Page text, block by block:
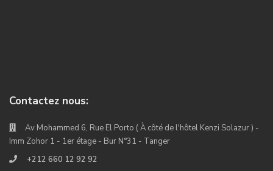
Contactez nous:
Av Mohammed 6, Rue El Porto ( À côté de l'hôtel Kenzi Solazur ) -
Imm Zohor 1 - 1er étage - Bur N°31 - Tanger
+212 660 12 92 92